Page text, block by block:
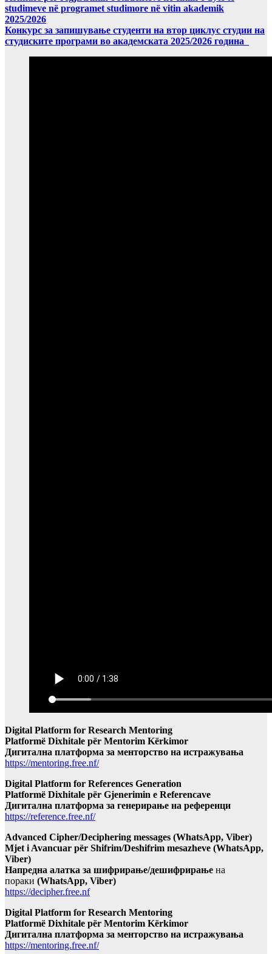
studimeve në programet studimore në vitin akademik
2025/2026
Конкурс за запишување студенти на втор циклус студии на
студиските програми во академската 2025/2026 година
Digital Platform for Research Mentoring
Platformë Dixhitale për Mentorim Kërkimor
Дигитална платформа за менторство на истражувања
https://mentoring.free.nf/
Digital Platform for References Generation
Platformë Dixhitale për Gjenerimin e Referencave
Дигитална платформа за генерирање на референци
https://reference.free.nf/
Advanced Cipher/Deciphering messages (WhatsApp, Viber)
Mjet i Avancuar për Shifrim/Deshifrim mesazheve (WhatsApp,
Viber)
Напредна алатка за шифрирање/дешифрирање на
пораки (WhatsApp, Viber)
https://decipher.free.nf
Digital Platform for Research Mentoring
Platformë Dixhitale për Mentorim Kërkimor
Дигитална платформа за менторство на истражувања
https://mentoring.free.nf/